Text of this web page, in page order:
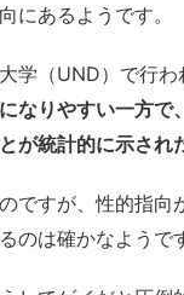
にあるようです。
学（UND）で行
なりやすい一方で
が統計的に示され
ですが、性的指向
のは確かなようで